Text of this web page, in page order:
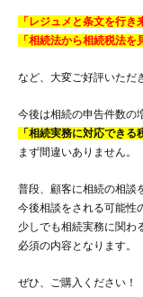
「レジュメと条文を行
「相続法から相続税法
など、大変ご好評いただ
今後は相続の申告件数の
「相続実務に対応できる
まず間違いありません。
普段、顧客に相続の相談
今後相談をされる可能性
少しでも相続実務に関わ
必須の内容となります。
ぜひ、ご購入ください！